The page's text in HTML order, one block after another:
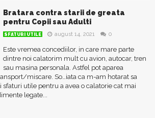
Bratara contra starii de greata
pentru Copii sau Adulti
SFATURI UTILE august 14, 2021 0
Este vremea concediilor, in care mare parte
dintre noi calatorim mult cu avion, autocar, tren
sau masina personala. Astfel pot aparea
miscare. So…iata ca m-am hotarat sa
sfaturi utile pentru a avea o calatorie cat mai
legate...